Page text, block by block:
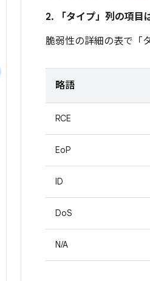
2. 「タイプ」 列の項目
脆弱性の詳細の表で「
略語
RCE
EoP
ID
DoS
N/A